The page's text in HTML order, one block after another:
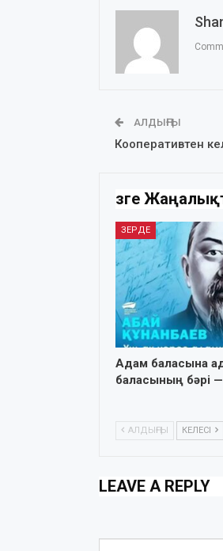
АЛДЫҢҒЫ
Кооперативтен
Өзге
ЗЕРДЕ
Адам баласына
баласының бәрі
АЛДЫҢҒЫ КЕЛЕСІ
LEAVE A REPLY